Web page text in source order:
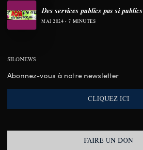
Des services publics pas si publics
MAI 2024 7 MINUTES
SILONEWS
Abonnez-vous à notre newsletter
CLIQUEZ ICI
FAIRE UN DON